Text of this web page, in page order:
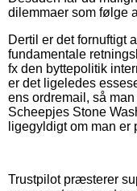
dilemmaer som følge
Dertil er det fornuftigt
fundamentale
fx den byttepolitik
er det ligeledes
ens ordremail, så
Scheepjes Stone
ligegyldigt om man
Trustpilot præsterer